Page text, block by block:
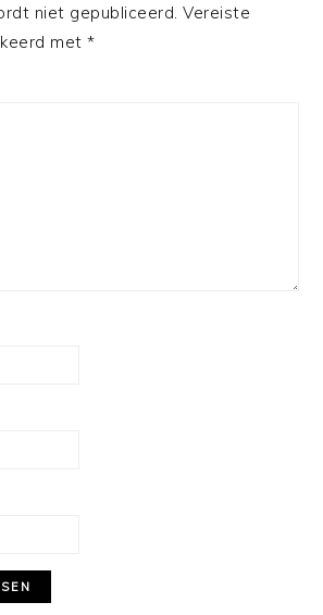
niet gepubliceerd. Vereiste
met*